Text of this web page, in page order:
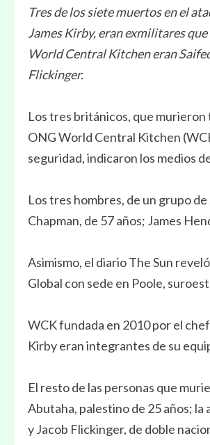
Tres de los siete muertos en el
James Kirby, eran exmilitares
World Central Kitchen eran
Flickinger.
Los tres británicos, que
ONG World Central Kitchen
seguridad, indicaron los medios
Los tres hombres, de un grupo
Chapman, de 57 años; James
Asimismo, el diario The Sun
Global con sede en Poole,
WCK fundada en 2010 por el
Kirby eran integrantes de su
El resto de las personas que
Abutaha, palestino de 25 años; la
y Jacob Flickinger, de doble